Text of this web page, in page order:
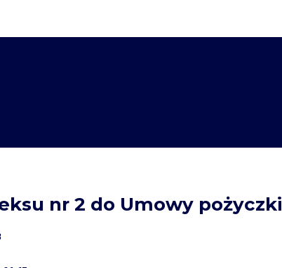
nr 2 do Umowy pożyczki